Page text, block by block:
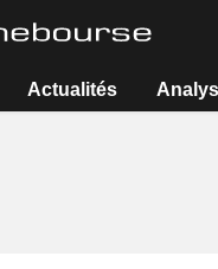
Actualités